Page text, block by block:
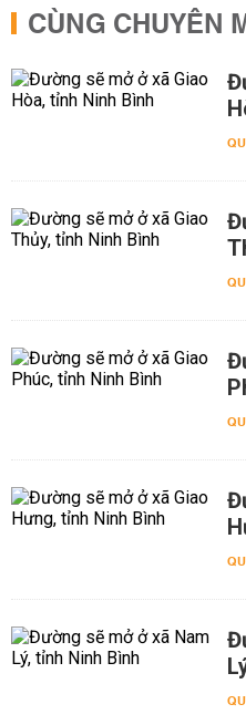
CÙNG CHUYÊN